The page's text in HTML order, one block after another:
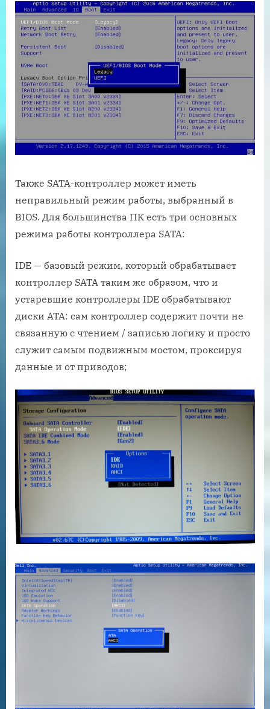
Также SATA-контроллер может иметь
неправильный режим работы, выбранный в
BIOS. Для большинства ПК есть три основных
режима работы контроллера SATA:
IDE — базовый режим, который обрабатывает
контроллер SATA таким же образом, что и
устаревшие контроллеры IDE обрабатывают
диски ATA: сам контроллер содержит почти не
связанную с чтением / записью логику и просто
служит самым подвижным мостом, проксируя
данные и от приводов;